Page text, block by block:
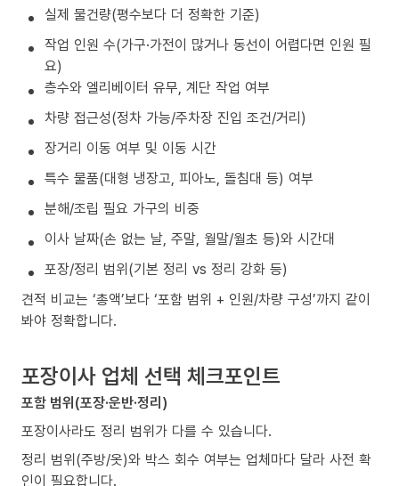
실제 물건량(평수보다 더 정확한 기준)
작업 인원 수(가구·가전이 많거나 동선이 어렵다면 인원 필
요)
층수와 엘리베이터 유무, 계단 작업 여부
차량 접근성(정차 가능/주차장 진입 조건/거리)
장거리 이동 여부 및 이동 시간
특수 물품(대형 냉장고, 피아노, 돌침대 등) 여부
분해/조립 필요 가구의 비중
이사 날짜(손 없는 날, 주말, 월말/월초 등)와 시간대
포장/정리 범위(기본 정리 vs 정리 강화 등)
견적 비교는 ‘총액’보다 ‘포함 범위 + 인원/차량 구성’까지 같이
봐야 정확합니다.
포장이사 업체 선택 체크포인트
포함 범위(포장·운반·정리)
포장이사라도 정리 범위가 다를 수 있습니다.
정리 범위(주방/옷)와 박스 회수 여부는 업체마다 달라 사전 확
인이 필요합니다.